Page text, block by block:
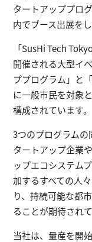
タートアッププロ
内でブース出展をし
「SusHi Tech
開催される大型イ
ププログラム」と
に一般市民を対象
構成されています。
3つのプログラムの
タートアップ企業
ップエコシステム
加するすべての人
り、持続可能な都
ることが期待されて
当社は、量産を開